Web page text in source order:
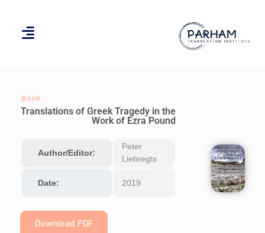
Book
Translations of Greek Tragedy in the
Work of Ezra Pound
Author/Editor:
Peter
Liebregts
Date: 2019
Download PDF